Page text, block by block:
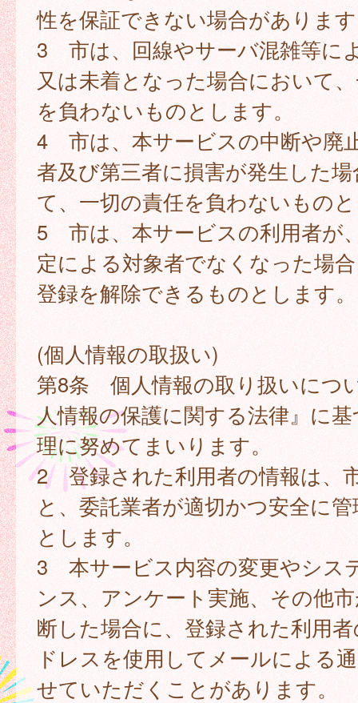
性を保証できない場合がありま
3 市は、回線やサーバ混雑等に
又は未着となった場合において
を負わないものとします。
4 市は、本サービスの中断や廃
者及び第三者に損害が発生した
て、一切の責任を負わないもの
5 市は、本サービスの利用者が
定による対象者でなくなった場
登録を解除できるものとします。
(個人情報の取扱い)
第8条 個人情報の取り扱いにつ
人情報の保護に関する法律』に
理に努めてまいります。
2 登録された利用者の情報は、
と、委託業者が適切かつ安全に
とします。
3 本サービス内容の変更やシス
ンス、アンケート実施、その他
断した場合に、登録された利用
ドレスを使用してメールによる
せていただくことがあります。